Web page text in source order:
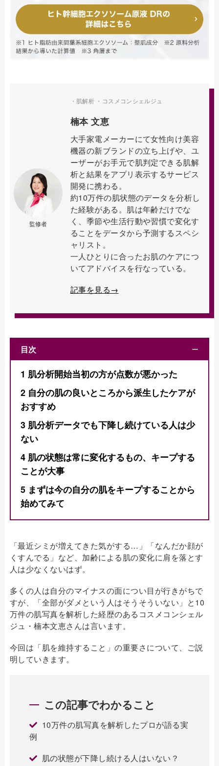
監修者
・肌解析 ・コスメコンシェルジュ
楠本 文恵
大手家電メーカーにて女性向け美容
機器の新ブランドの立ち上げや、ユ
ーザーがお手元で肌判定できる肌解
析と結果をアプリ表示するサービス
開発に携わる。
約10万件の肌状態のデータを分析し
た経験がある。肌は年齢だけでな
く、季節や生活行動や習慣で変化す
ることをデータから予測するスペシ
ャリスト。
一人ひとりに合ったお肌のケアにつ
いてアドバイスを行なっている。
記事を見る→
目次 ー
1 肌分析開始当初の方が点数が悪かった
2 自分の肌の良いところから派生したケアが
おすすめ
3 肌分析データでも下降し続けている人は少
ない
4 肌の状態は常に変化するもの、キープする
ことが大事
5 まずは今の自分の肌をキープすることから
始めてみて
「最近シミが増えてきた気がする…」「なんだか顔が
くすんでる」など、加齢による肌の変化に肩を落とす
人は少なくないはず。
多くの人は自分のマイナスの面につい目が行きがちで
すが、「全部がダメという人はそうそういない」と10
万件の肌写真を解析した経歴のあるコスメコンシェル
ジュ・楠本文恵さんは言います。
今回は「肌を維持すること」の重要さについて、ご説
明していきます。
この記事でわかること
10万件の肌写真を解析したプロが語る実
例
肌の状態が下降し続ける人はいない？